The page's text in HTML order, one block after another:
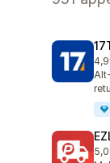
4,9
5,0